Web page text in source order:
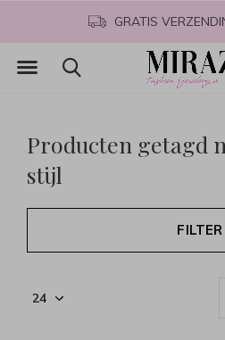
GRATIS
Producten getagd
stijl
FILTER